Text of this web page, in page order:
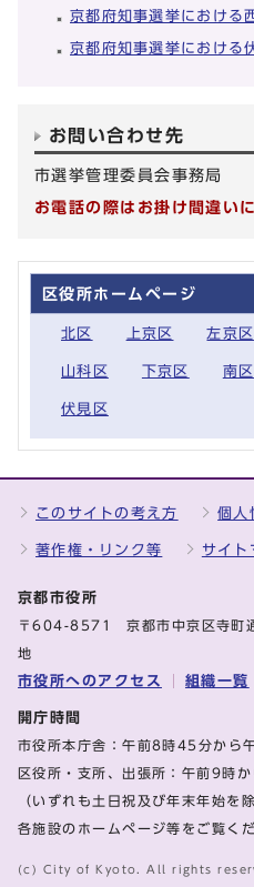
京都府知事選挙における
京都府知事選挙における
お問い合わせ先
市選挙管理委員会事務局
お電話の際はお掛け間違い
区役所ホームページ
北区 上京区 左京区
山科区 下京区 南区
伏見区
このサイトの考え方 個人
著作権・リンク等 サイト
京都市役所
〒604-8571 京都市中京区寺町
地
市役所へのアクセス 組織一覧
開庁時間
市役所本庁舎：午前8時45分か
区役所・支所、出張所：午前9時
（いずれも土日祝及び年末年始を
各施設のホームページ等をご覧くだ
(c) City of Kyoto. All rights